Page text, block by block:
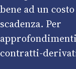
bene ad un
scadenza. Per
contratti-